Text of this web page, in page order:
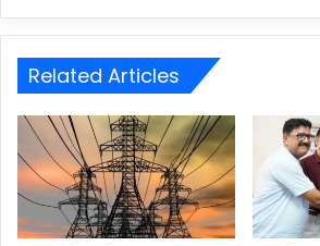
Related Articles